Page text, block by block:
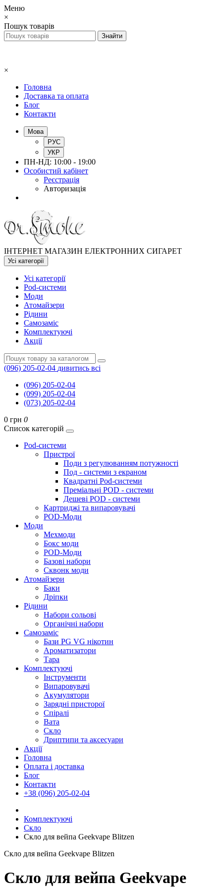
Меню
×
Пошук товарів
×
Головна
Доставка та оплата
Блог
Контакти
Мова
РУС
УКР
ПН-НД: 10:00 - 19:00
Особистий кабінет
Реєстрація
Авторизація
ІНТЕРНЕТ МАГАЗИН ЕЛЕКТРОННИХ СИГАРЕТ
Усі категорії
Усі категорії
Pod-системи
Моди
Атомайзери
Рідини
Самозаміс
Комплектуючі
Акції
(096) 205-02-04 дивитись всі
(096) 205-02-04
(099) 205-02-04
(073) 205-02-04
0 грн 0
Список категорій
Pod-системи
Пристрої
Поди з регулюванням потужності
Под - системи з екраном
Квадратні Pod-системи
Преміальні POD - системи
Дешеві POD - системи
Картриджі та випаровувачі
POD-Моди
Моди
Мехмоди
Бокс моди
POD-Моди
Базові набори
Сквонк моди
Атомайзери
Баки
Дріпки
Рідини
Набори сольові
Органічні набори
Самозаміс
Бази PG VG нікотин
Ароматизатори
Тара
Комплектуючі
Інструменти
Випаровувачі
Акумулятори
Зарядні присторої
Спіралі
Вата
Скло
Дриптипи та аксесуари
Акції
Головна
Оплата і доставка
Блог
Контакти
+38 (096) 205-02-04
Комплектуючі
Скло
Скло для вейпа Geekvape Blitzen
Скло для вейпа Geekvape Blitzen
Скло для вейпа Geekvape